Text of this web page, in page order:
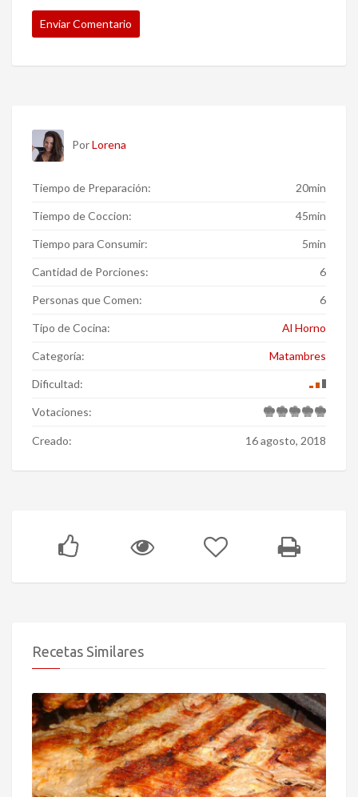
PorLorena
Tiempo de Preparación: 20min
Tiempo de Coccion: 45min
Tiempo para Consumir: 5min
Cantidad de Porciones: 6
Personas que Comen: 6
Tipo de Cocina: Al Horno
Categoría: Matambres
Dificultad:
Votaciones:
Creado: 16 agosto, 2018
Recetas Similares